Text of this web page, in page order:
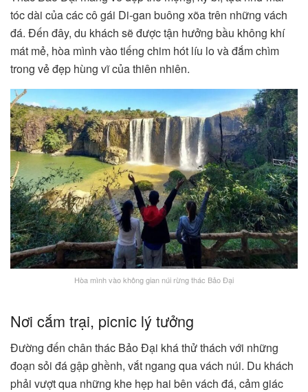
tóc dài của các cô gái Di-gan buông xõa trên những vách
đá. Đến đây, du khách sẽ được tận hưởng bầu không khí
mát mẻ, hòa mình vào tiếng chim hót líu lo và đắm chìm
trong vẻ đẹp hùng vĩ của thiên nhiên.
Hòa mình vào không gian núi rừng thác Bảo Đại
Nơi cắm trại, picnic lý tưởng
Đường đến chân thác Bảo Đại khá thử thách với những
đoạn sỏi đá gập ghềnh, vắt ngang qua vách núi. Du khách
phải vượt qua những khe hẹp hai bên vách đá, cảm giác